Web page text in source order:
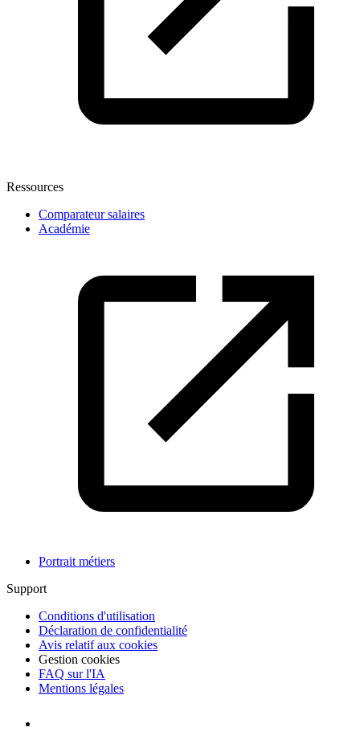
Ressources
Comparateur salaires
Académie
Portrait métiers
Support
Conditions d'utilisation
Déclaration de confidentialité
Avis relatif aux cookies
Gestion cookies
FAQ sur l'IA
Mentions légales